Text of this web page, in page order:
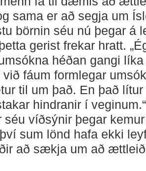
sama er að segja um
börnin séu nú þegar á
gerist frekar hratt.
héðan gangi
við fáum formlegar
til um það. En það
hindranir í
séu víðsýnir þegar
sum lönd hafa ekki
að sækja um að